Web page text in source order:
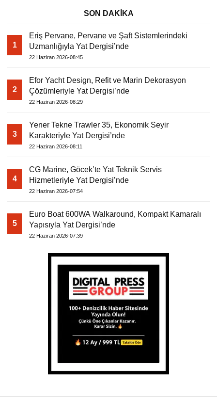
SON DAKİKA
1
Eriş Pervane, Pervane ve Şaft Sistemlerindeki
Uzmanlığıyla Yat Dergisi’nde
22 Haziran 2026-08:45
2
Efor Yacht Design, Refit ve Marin Dekorasyon
Çözümleriyle Yat Dergisi’nde
22 Haziran 2026-08:29
3
Yener Tekne Trawler 35, Ekonomik Seyir
Karakteriyle Yat Dergisi’nde
22 Haziran 2026-08:11
4
CG Marine, Göcek’te Yat Teknik Servis
Hizmetleriyle Yat Dergisi’nde
22 Haziran 2026-07:54
5
Euro Boat 600WA Walkaround, Kompakt Kamaralı
Yapısıyla Yat Dergisi’nde
22 Haziran 2026-07:39